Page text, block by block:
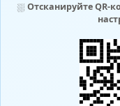
⛆ Отсканируйте QR-